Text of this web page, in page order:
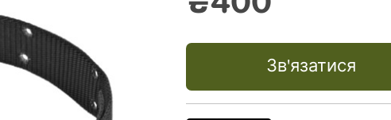
Зв'язатися